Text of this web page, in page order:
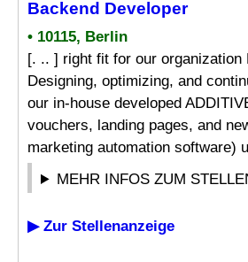
Backend Developer
• 10115, Berlin
[. .. ] right fit for our organization
Designing, optimizing, and
our in-house developed
vouchers, landing pages, and
marketing automation software)
MEHR INFOS ZUM
▶ Zur Stellenanzeige